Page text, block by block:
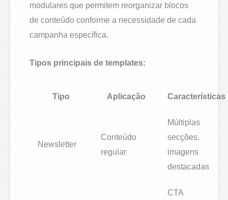
modulares que permitem reorganizar blocos
de conteúdo conforme a necessidade de cada
campanha específica.
Tipos principais de templates:
Tipo Aplicação Características
Newsletter
Conteúdo
regular
Múltiplas
secções,
imagens
destacadas
CTA